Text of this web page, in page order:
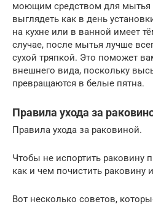
моющим средством для мытья
выглядеть как в день
на кухне или в ванной имеет
случае, после мытья лучше
сухой тряпкой. Это поможет
внешнего вида, поскольку
превращаются в белые пятна.
Правила ухода за
Правила ухода за раковиной.
Чтобы не испортить раковину
как и чем почистить раковину
Вот несколько советов,